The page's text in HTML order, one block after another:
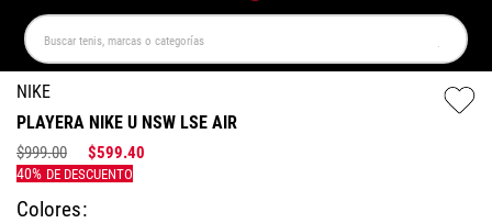
Buscar tenis, marcas o categorías
NIKE
PLAYERA NIKE U NSW LSE AIR
$999.00 $599.40
Colores
TÉRMINOS MÁS BUSCADOS
NEW BALANCE SAMBA AIR FORCE 1
SPEEDCAT SPEZIAL